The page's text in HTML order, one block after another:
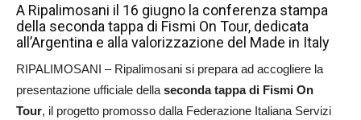
A Ripalimosani il 16 giugno la conferenza stampa
della seconda tappa di Fismi On Tour, dedicata
all’Argentina e alla valorizzazione del Made in Italy
RIPALIMOSANI – Ripalimosani si prepara ad accogliere la
presentazione ufficiale della seconda tappa di Fismi On
Tour, il progetto promosso dalla Federazione Italiana Servizi